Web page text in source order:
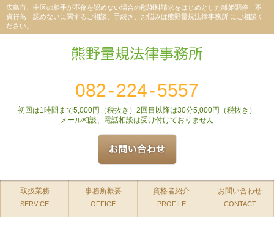
広島市、中区の相手が不倫を認めない場合の慰謝料請求をはじめとした離婚調停 不
貞行為 認めないに関するご相談、手続き、お悩みは熊野量規法律事務所 にご相談く
ださい。
082-224-5557
初回は1時間まで5,000円（税抜き）2回目以降は30分5,000円（税抜き）
メール相談、電話相談は受け付けておりません
取扱業務
SERVICE
事務所概要
OFFICE
資格者紹介
PROFILE
お問い合わせ
CONTACT